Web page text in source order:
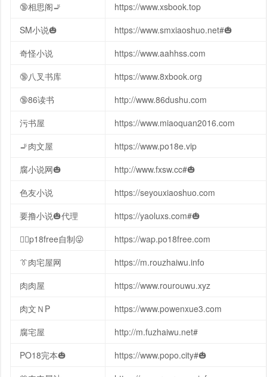
🔞相思阁🚬
https://www.xsbook.top
SM小说🎃
https://www.smxiaoshuo.net#🎃
奇怪小说
https://www.aahhss.com
🔞八叉书库
https://www.8xbook.org
🔞86读书
http://www.86dushu.com
污书屋
https://www.miaoquan2016.com
🚬肉文屋
https://www.po18e.vip
腐小说网🎃
http://www.fxsw.cc#🎃
色友小说
https://seyouxiaoshuo.com
要撸小说🎃代理
https://yaoluxs.com#🎃
🧚‍♀️p18free自制😜
https://wap.po18free.com
👔肉宅屋网
https://m.rouzhaiwu.info
肉肉屋
https://www.rourouwu.xyz
肉文ＮP
https://www.powenxue3.com
腐宅屋
http://m.fuzhaiwu.net#
PO18完本🎃
https://www.popo.city#🎃